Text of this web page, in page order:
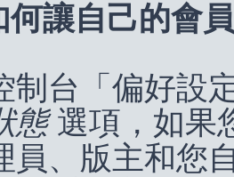
何讓自己的會
制台「偏好設
態選項，如果
員、版主和您